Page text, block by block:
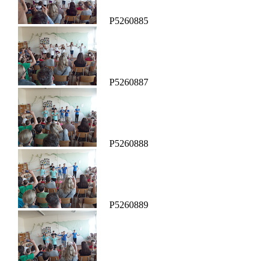
P5260885
P5260887
P5260888
P5260889